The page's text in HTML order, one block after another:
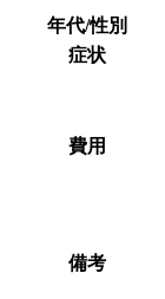
年代/性別
症状
費用
備考